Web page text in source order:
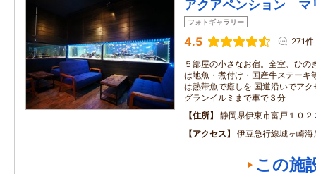
アクアペンション マ
フォトギャラリー
4.5 271件
５部屋の小さなお宿。全室、ひの
は地魚・煮付け・国産牛ステーキ
は熱帯魚で癒しを 国道沿いでア
グランイルミまで車で３分
住所
静岡県伊東市富戸１０２
アクセス
伊豆急行線城ヶ崎
この施